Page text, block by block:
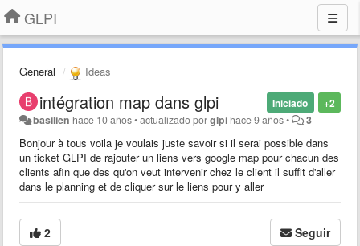
GLPI
General Ideas
+2
Iniciado
intégration map dans glpi
basilien hace 10 años•actualizado porglpi hace 9 años• 3
Bonjour à tous voila je voulais juste savoir si il serai possible dans
un ticket GLPI de rajouter un liens vers google map pour chacun des
clients afin que des qu'on veut intervenir chez le client il suffit d'aller
dans le planning et de cliquersur le liens pour y aller
2 Seguir